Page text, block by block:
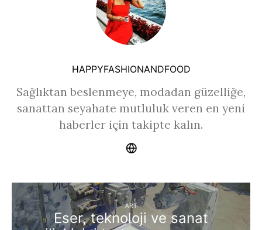
HAPPYFASHIONANDFOOD
Sağlıktan beslenmeye, modadan güzelliğe,
sanattan seyahate mutluluk veren en yeni
haberler için takipte kalın.
ART
Eser, teknoloji ve sanat